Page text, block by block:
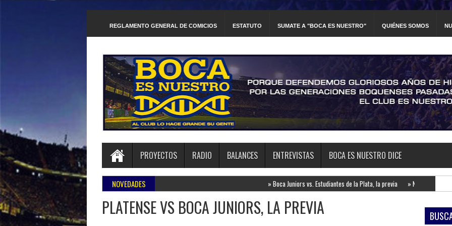
REGLAMENTO GENERAL DE COMICIOS ESTATUTO SUMATE A "BOCA ES NUESTRO" QUIÉNES SOMOS
PROYECTOS RADIO BALANCES ENTREVISTAS BOCA ES NUESTRO DICE
NOVEDADES Boca Juniors vs. Estudiantes de la Plata, la previa »Newell's Old Boys vs. Boca
PLATENSE VS BOCA JUNIORS, LA PREVIA